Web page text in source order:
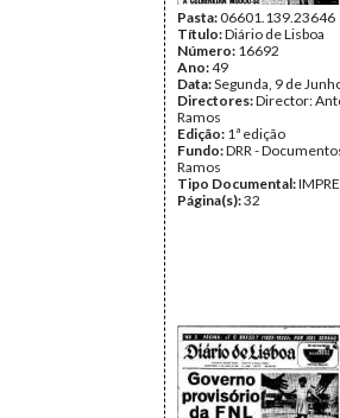
Pasta:06601.139.23646
Título:Diário de Lisboa
Número: 16692
Ano:49
Data:Segunda, 9 de
Directores:Director:
Ramos
Edição: 1ª edição
Fundo:DRR -
Ramos
Tipo Documental:
Página(s):32